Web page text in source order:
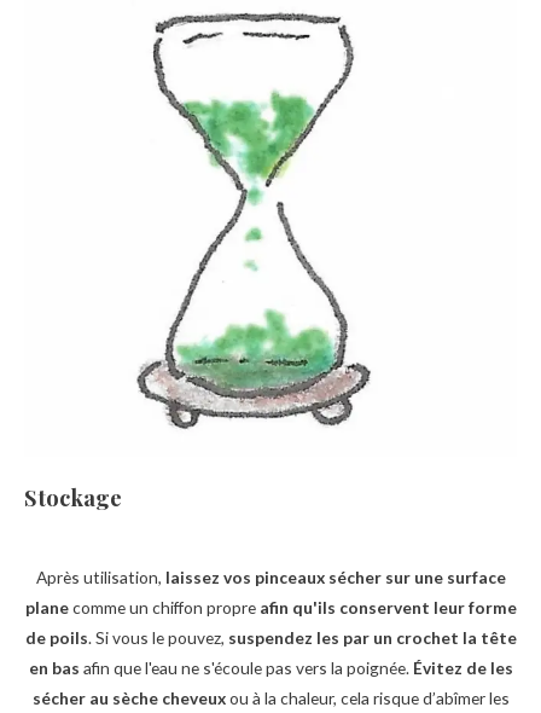
Stockage
Après utilisation, laissez vos pinceaux sécher sur une surface
planecomme un chiffon propreafin qu'ils conservent leur forme
de poils. Si vous le pouvez, suspendez les par un crochet la tête
en bas afin que l'eau ne s'écoule pas vers la poignée. Évitez de les
sécher au sèche cheveuxou à la chaleur, cela risque d’abîmer les